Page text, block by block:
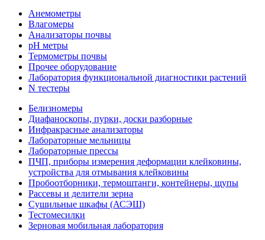
Анемометры
Влагомеры
Анализаторы почвы
pH метры
Термометры почвы
Прочее оборудование
Лаборатория функциональной диагностики растений
N тестеры
Белизномеры
Диафаноскопы, пурки, доски разборные
Инфракрасные анализаторы
Лабораторные мельницы
Лабораторные прессы
ПЧП, приборы измерения деформации клейковины,
устройства для отмывания клейковины
Пробоотборники, термоштанги, контейнеры, щупы
Рассевы и делители зерна
Сушильные шкафы (АСЭШ)
Тестомесилки
Зерновая мобильная лаборатория